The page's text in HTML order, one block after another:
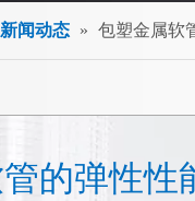
新闻动态 » 包塑金属软
的弹性性